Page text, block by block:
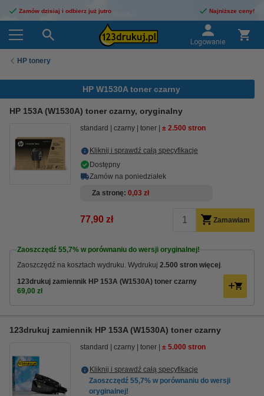
Zamów dzisiaj i odbierz już jutro Najniższe ceny!
Logowanie
HP tonery
HP W1530A toner czarny
HP 153A (W1530A) toner czarny, oryginalny
standard czarny toner ± 2.500 stron
Kliknij i sprawdź całą specyfikacje
Dostępny
Zamów na poniedziałek
Za stronę 0,03 zł
77,90 zł Zamawiam
Zaoszczędź 55,7% w porównaniu do wersji oryginalnej!
Zaoszczędź na kosztach wydruku. Wydrukuj 2.500 stron więcej.
123drukuj zamiennik HP 153A (W1530A) toner czarny
69,00 zł
123drukuj zamiennik HP 153A (W1530A) toner czarny
standard czarny toner ± 5.000 stron
Kliknij i sprawdź całą specyfikacje
Zaoszczędź 55,7% w porównaniu do wersji
oryginalnej!